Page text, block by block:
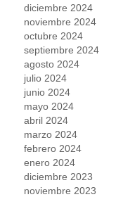
diciembre 2024
noviembre 2024
octubre 2024
septiembre 2024
agosto 2024
julio 2024
junio 2024
mayo 2024
abril 2024
marzo 2024
febrero 2024
enero 2024
diciembre 2023
noviembre 2023